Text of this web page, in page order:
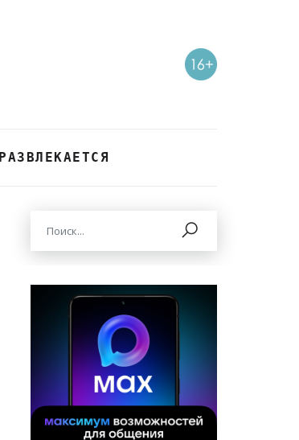
РАЗВЛЕКАЕТСЯ